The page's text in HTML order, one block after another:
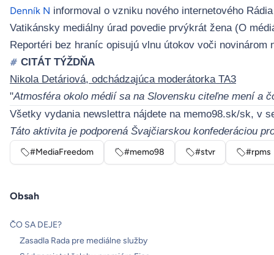
Denník N informoval o vzniku nového internetového
Vatikánsky mediálny úrad povedie prvýkrát žena (O
Reportéri bez hraníc opisujú vlnu útokov voči novinárom
# CITÁT TÝŽDŇA
Nikola Detáriová, odchádzajúca moderátorka TA3
"Atmosféra okolo médií sa na Slovensku citeľne mení a
Všetky vydania newslettra nájdete na memo98.sk/sk, v
Táto aktivita je podporená Švajčiarskou konfederáciou
#MediaFreedom #memo98 #stvr #rpms
Obsah
ČO SA DEJE?
Zasadla Rada pre mediálne služby